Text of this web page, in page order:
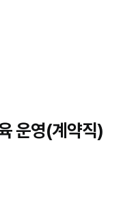
운영(계약직)